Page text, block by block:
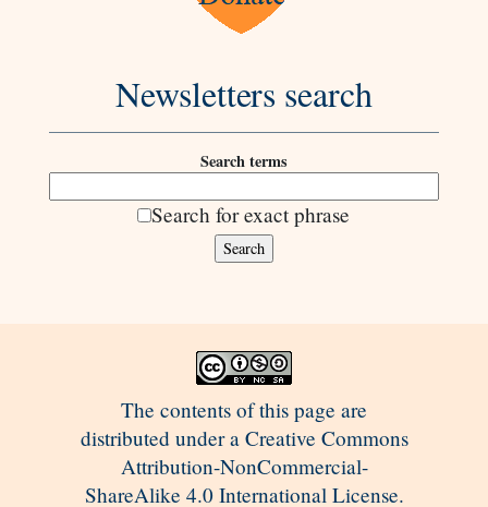
Newsletters search
Search terms
Search for exact phrase
The contents of this page are
distributed under a Creative Commons
Attribution-NonCommercial-
ShareAlike 4.0 International License.